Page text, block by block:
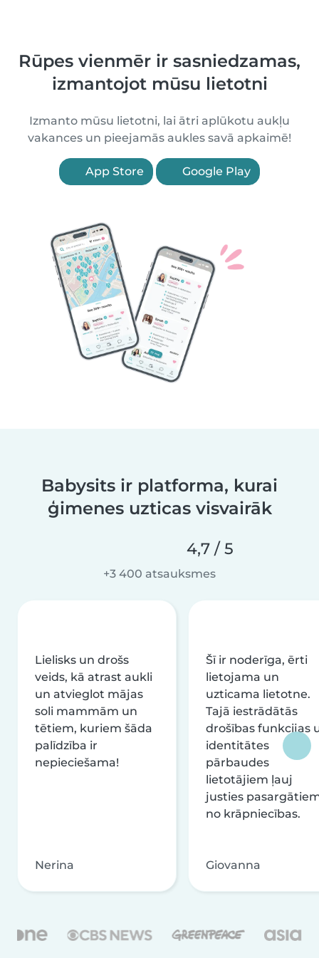
Rūpes vienmēr ir sasniedzamas,
izmantojot mūsu lietotni
Izmanto mūsu lietotni, lai ātri aplūkotu aukļu
vakances un pieejamās aukles savā apkaimē!
App Store Google Play
Babysits ir platforma, kurai
ģimenes uzticas visvairāk
4,7 / 5
+3 400 atsauksmes
Lielisks un drošs
veids, kā atrast aukli
un atvieglot mājas
soli mammām un
tētiem, kuriem šāda
palīdzība ir
nepieciešama!
Nerina
Šī ir noderīga, ērti
lietojama un
uzticama lietotne.
Tajā iestrādātās
drošības funkcijas
identitātes
pārbaudes
lietotājiem ļauj
justies
no krāpniecības.
Giovanna